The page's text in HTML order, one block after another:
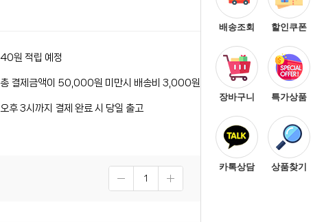
배송조회 할인쿠폰
장바구니 특가상품
카톡상담 상품찾기
40원 적립 예정
총 결제금액이 50,000원 미만시 배송비 3,000원이 청구됩니다.
오후 3시까지 결제 완료 시 당일 출고